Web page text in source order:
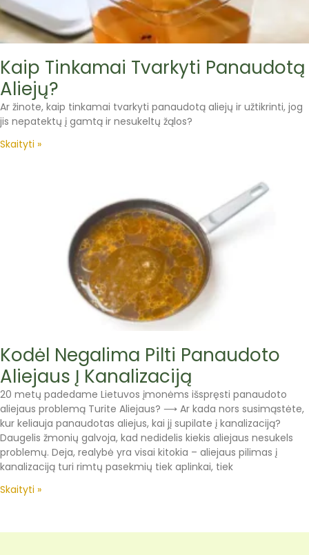
Kaip Tinkamai Tvarkyti Panaudotą
Aliejų?
Ar žinote, kaip tinkamai tvarkyti panaudotą aliejų ir užtikrinti, jog
jis nepatektų į gamtą ir nesukeltų žąlos?
Skaityti »
Kodėl Negalima Pilti Panaudoto
Aliejaus Į Kanalizaciją
20 metų padedame Lietuvos įmonėms išspręsti panaudoto
aliejaus problemą Turite Aliejaus? ⟶ Ar kada nors susimąstėte,
kur keliauja panaudotas aliejus, kai jį supilate į kanalizaciją?
Daugelis žmonių galvoja, kad nedidelis kiekis aliejaus nesukels
problemų. Deja, realybė yra visai kitokia – aliejaus pilimas į
kanalizaciją turi rimtų pasekmių tiek aplinkai, tiek
Skaityti »